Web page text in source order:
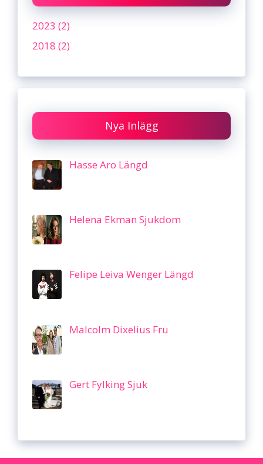
2023 (2)
2018 (2)
Nya Inlägg
Hasse Aro Längd
Helena Ekman Sjukdom
Felipe Leiva Wenger Längd
Malcolm Dixelius Fru
Gert Fylking Sjuk